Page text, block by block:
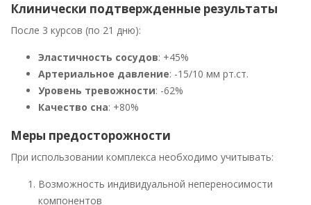
Клинически подтвержденные результаты
После 3 курсов (по 21 дню):
Эластичность сосудов: +45%
Артериальное давление: -15/10 мм рт.ст.
Уровень тревожности: -62%
Качество сна: +80%
Меры предосторожности
При использовании комплекса необходимо учитывать:
Возможность индивидуальной непереносимости
компонентов